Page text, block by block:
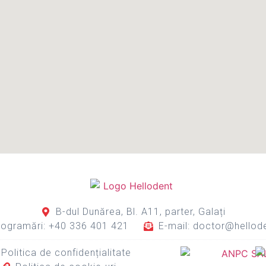
B-dul Dunărea, Bl. A11, parter, Galați
+40 336 401 421
E-mail:
Politica de confidențialitate